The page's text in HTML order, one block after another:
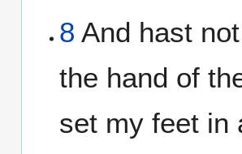
8 And hast
the hand of
set my feet in